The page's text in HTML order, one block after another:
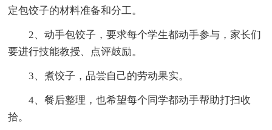
定包饺子的材料准备和分工。
2、动手包饺子，要求每个学生都动手参与，家长们
要进行技能教授、点评鼓励。
3、煮饺子，品尝自己的劳动果实。
4、餐后整理，也希望每个同学都动手帮助打扫收
拾。